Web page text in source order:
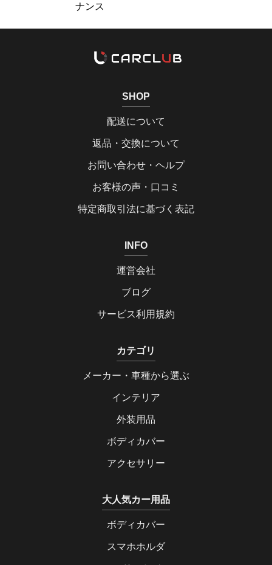
ナンス
SHOP
配送について
返品・交換について
お問い合わせ・ヘルプ
お客様の声・口コミ
特定商取引法に基づく表記
INFO
運営会社
ブログ
サービス利用規約
カテゴリ
メーカー・車種から選ぶ
インテリア
外装用品
ボディカバー
アクセサリー
大人気カー用品
ボディカバー
スマホホルダ